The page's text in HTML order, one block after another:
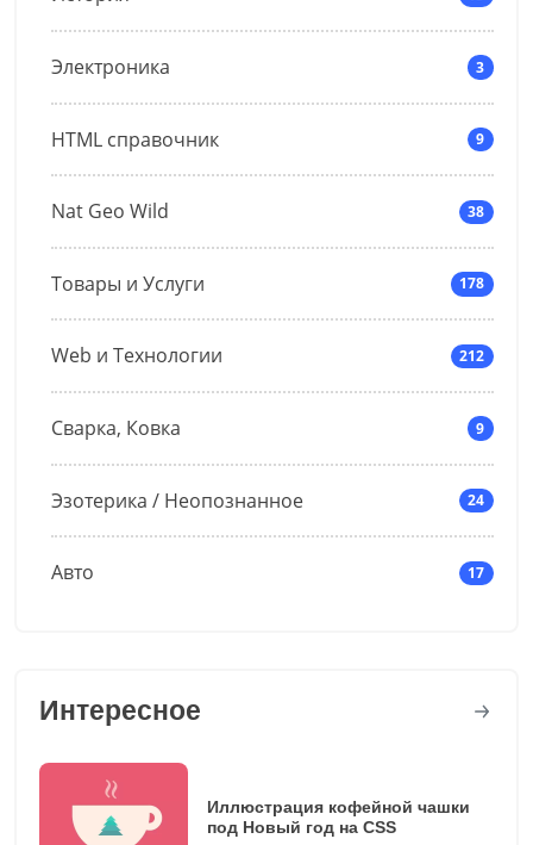
Электроника 3
HTML справочник 9
Nat Geo Wild 38
Товары и Услуги 178
Web и Технологии 212
Сварка, Ковка 9
Эзотерика / Неопознанное 24
Авто 17
Интересное
Иллюстрация кофейной чашки
под Новый год на CSS